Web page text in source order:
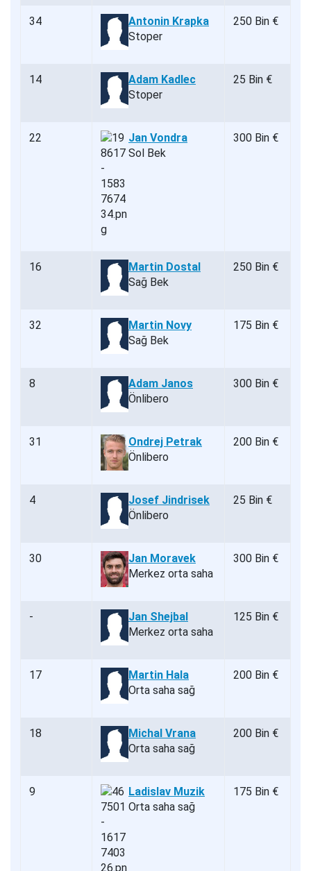
34
Antonin Krapka
Stoper
250 Bin €
14
Adam Kadlec
Stoper
25 Bin €
22
Jan Vondra
Sol Bek
300 Bin €
16
Martin Dostal
Sağ Bek
250 Bin €
32
Martin Novy
Sağ Bek
175 Bin €
8
Adam Janos
Önlibero
300 Bin €
31
Ondrej Petrak
Önlibero
200 Bin €
4
Josef Jindrisek
Önlibero
25 Bin €
30
Jan Moravek
Merkez orta saha
300 Bin €
-
Jan Shejbal
Merkez orta saha
125 Bin €
17
Martin Hala
Orta saha sağ
200 Bin €
18
Michal Vrana
Orta saha sağ
200 Bin €
9
Ladislav Muzik
Orta saha sağ
175 Bin €